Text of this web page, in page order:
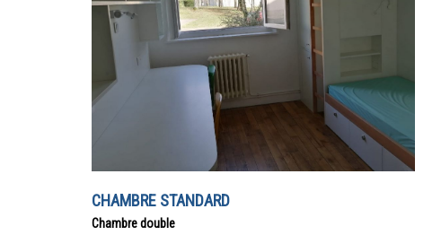
CHAMBRE STANDARD
Chambre double